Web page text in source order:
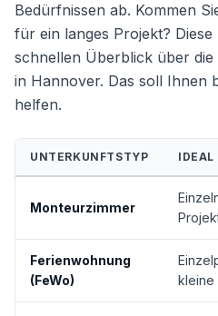
Bedürfnissen ab. Kommen
für ein langes Projekt?
schnellen Überblick über
in Hannover. Das soll Ihnen
helfen.
UNTERKUNFTSTYP IDEAL
Monteurzimmer
Ferienwohnung
(FeWo)
kleine